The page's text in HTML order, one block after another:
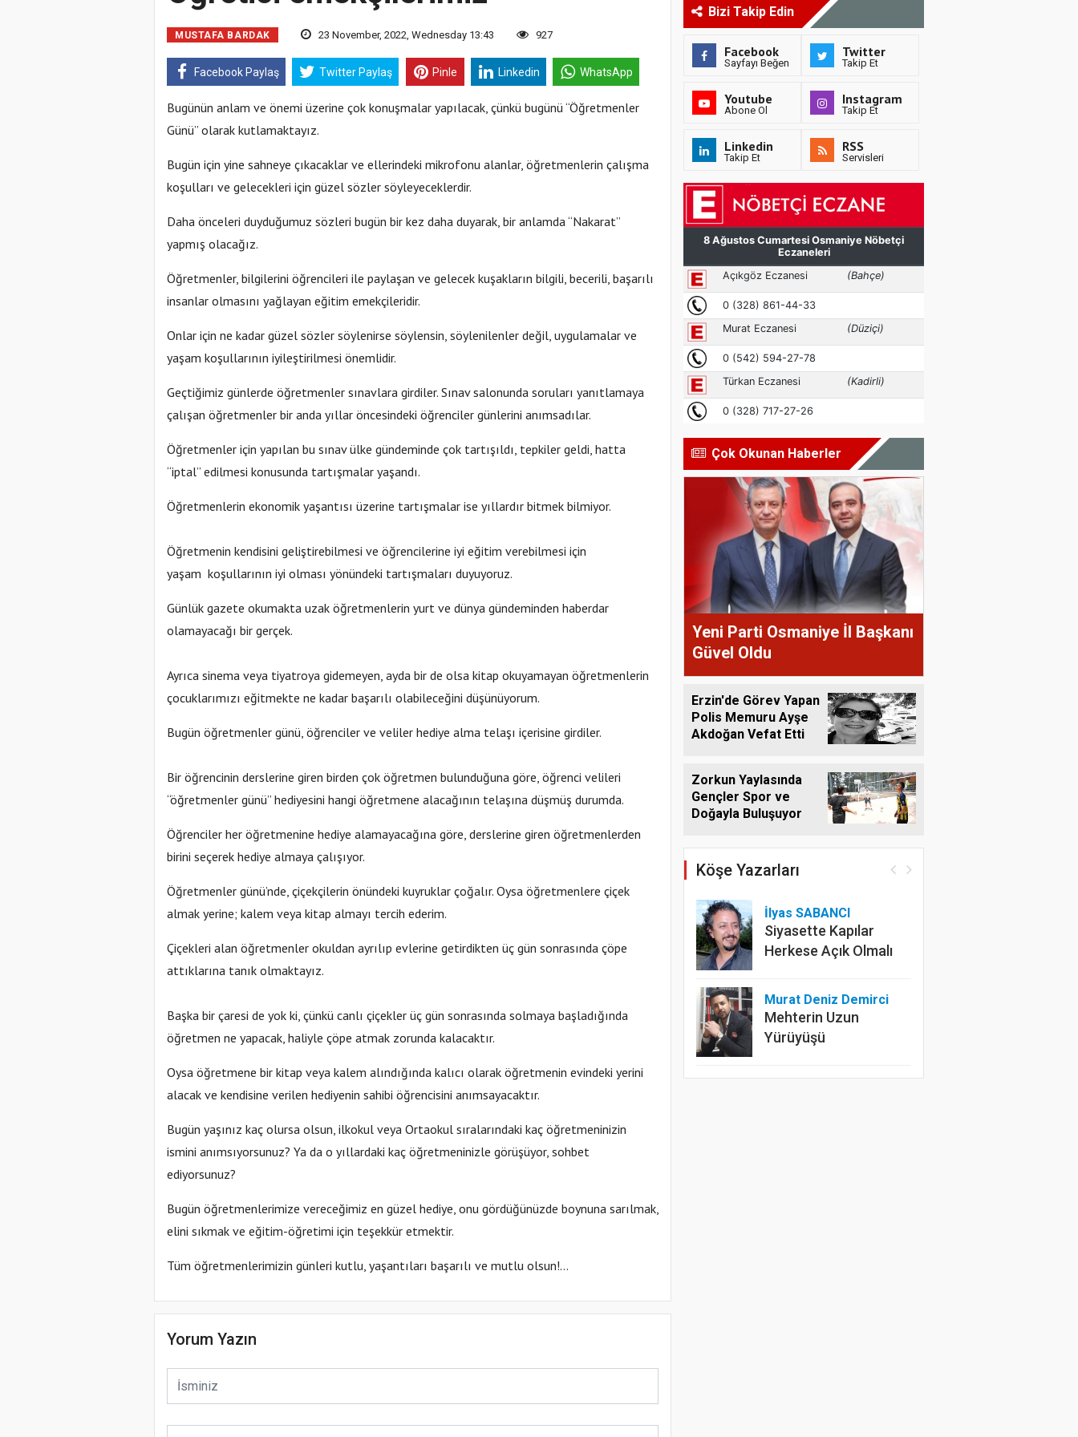
MUSTAFA BARDAK 23 November, 2022, Wednesday 13:43 927
Facebook Paylaş Twitter Paylaş Pinle Linkedin WhatsApp
Bugünün anlam ve önemi üzerine çok konuşmalar yapılacak, çünkü bugünü “Öğretmenler
Günü” olarak kutlamaktayız.
Bugün için yine sahneye çıkacaklar ve ellerindeki mikrofonu alanlar, öğretmenlerin çalışma
koşulları ve gelecekleri için güzel sözler söyleyeceklerdir.
Daha önceleri duyduğumuz sözleri bugün bir kez daha duyarak, bir anlamda “Nakarat”
yapmış olacağız.
Öğretmenler, bilgilerini öğrencileri ile paylaşan ve gelecek kuşakların bilgili, becerili, başarılı
insanlar olmasını yağlayan eğitim emekçileridir.
Onlar için ne kadar güzel sözler söylenirse söylensin, söylenilenler değil, uygulamalar ve
yaşam koşullarının iyileştirilmesi önemlidir.
Geçtiğimiz günlerde öğretmenler sınavlara girdiler. Sınav salonunda soruları yanıtlamaya
çalışan öğretmenler bir anda yıllar öncesindeki öğrenciler günlerini anımsadılar.
Öğretmenler için yapılan bu sınav ülke gündeminde çok tartışıldı, tepkiler geldi, hatta
“iptal” edilmesi konusunda tartışmalar yaşandı.
Öğretmenlerin ekonomik yaşantısı üzerine tartışmalar ise yıllardır bitmek bilmiyor.
Öğretmenin kendisini geliştirebilmesi ve öğrencilerine iyi eğitim verebilmesi için
yaşam koşullarının iyi olması yönündeki tartışmaları duyuyoruz.
Günlük gazete okumakta uzak öğretmenlerin yurt ve dünya gündeminden haberdar
olamayacağı bir gerçek.
Ayrıca sinema veya tiyatroya gidemeyen, ayda bir de olsa kitap okuyamayan öğretmenlerin
çocuklarımızı eğitmekte ne kadar başarılı olabileceğini düşünüyorum.
Bugün öğretmenler günü, öğrenciler ve veliler hediye alma telaşı içerisine girdiler.
Bir öğrencinin derslerine giren birden çok öğretmen bulunduğuna göre, öğrenci velileri
“öğretmenler günü” hediyesini hangi öğretmene alacağının telaşına düşmüş durumda.
Öğrenciler her öğretmenine hediye alamayacağına göre, derslerine giren öğretmenlerden
birini seçerek hediye almaya çalışıyor.
Öğretmenler günü’nde, çiçekçilerin önündeki kuyruklar çoğalır. Oysa öğretmenlere çiçek
almak yerine; kalem veya kitap almayı tercih ederim.
Çiçekleri alan öğretmenler okuldan ayrılıp evlerine getirdikten üç gün sonrasında çöpe
attıklarına tanık olmaktayız.
Başka bir çaresi de yok ki, çünkü canlı çiçekler üç gün sonrasında solmaya başladığında
öğretmen ne yapacak, haliyle çöpe atmak zorunda kalacaktır.
Oysa öğretmene bir kitap veya kalem alındığında kalıcı olarak öğretmenin evindeki yerini
alacak ve kendisine verilen hediyenin sahibi öğrencisini anımsayacaktır.
Bugün yaşınız kaç olursa olsun, ilkokul veya Ortaokul sıralarındaki kaç öğretmeninizin
ismini anımsıyorsunuz? Ya da o yıllardaki kaç öğretmeninizle görüşüyor, sohbet
ediyorsunuz?
Bugün öğretmenlerimize vereceğimiz en güzel hediye, onu gördüğünüzde boynuna sarılmak,
elini sıkmak ve eğitim-öğretimi için teşekkür etmektir.
Tüm öğretmenlerimizin günleri kutlu, yaşantıları başarılı ve mutlu olsun!...
Yorum Yazın
Bizi Takip Edin
Facebook
Sayfayı Beğen
Twitter
Takip Et
Youtube
Abone Ol
Instagram
Takip Et
Linkedin
Takip Et
RSS
Servisleri
Çok Okunan Haberler
Yeni Parti Osmaniye İl Başkanı
Güvel Oldu
Erzin'de Görev Yapan
Polis Memuru Ayşe
Akdoğan Vefat Etti
Zorkun Yaylasında
Gençler Spor ve
Doğayla Buluşuyor
Köşe Yazarları
İlyas SABANCI
Siyasette Kapılar
Herkese Açık Olmalı
Murat Deniz Demirci
Mehterin Uzun
Yürüyüşü